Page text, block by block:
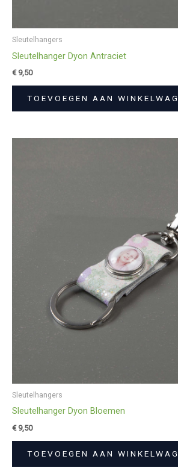
Sleutelhangers
Sleutelhanger Dyon Antraciet
€9,50
TOEVOEGEN AAN
Sleutelhangers
Sleutelhanger Dyon Bloemen
€9,50
TOEVOEGEN AAN